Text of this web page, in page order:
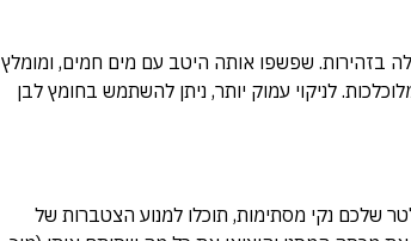
בזהירות. שפשפו אותה היטב עם מים חמים, ומומלץ
לניקוי עמוק יותר, ניתן להשתמש בחומץ לבן
שלכם נקי מסתימות, תוכלו למנוע הצטברות של